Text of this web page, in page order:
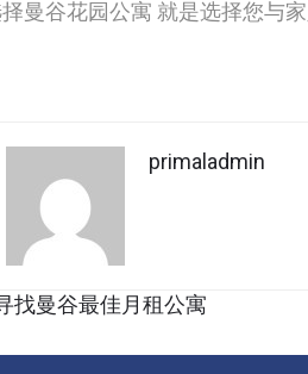
曼谷花园公寓 就是选择您与
primaladmin
navigation
找曼谷最佳月租公寓